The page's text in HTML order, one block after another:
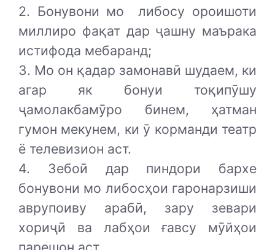
2. Бонувони мо
либосу ороишоти
миллиро фақат дар ҷашну маърака
истифода мебаранд;
3. Мо он қадар замонавӣ шудаем, ки
агар як бонуи тоқипӯшу
ҷамолакбамӯро бинем, ҳатман
гумон мекунем, ки ӯ корманди театр
ё телевизион аст.
4. Зебоӣ дар пиндори бархе
бонувони мо либосҳои гаронарзиши
аврупоиву арабӣ, зару зевари
хориҷӣ ва лабҳои ғавсу мӯйҳои
парешон аст.